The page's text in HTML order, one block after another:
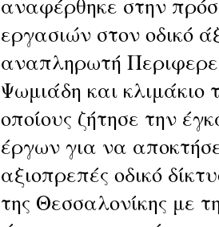
εργασιών στον οδικό
αναπληρωτή
Ψωμιάδη και
οποίους ζήτησε την
έργων για να
αξιοπρεπές οδικό
της Θεσσαλονίκης με